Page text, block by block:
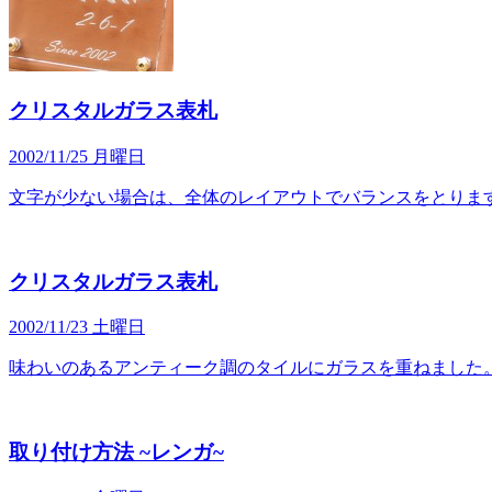
クリスタルガラス表札
2002/11/25 月曜日
文字が少ない場合は、全体のレイアウトでバランスをとりま
クリスタルガラス表札
2002/11/23 土曜日
味わいのあるアンティーク調のタイルにガラスを重ねました
取り付け方法 ~レンガ~